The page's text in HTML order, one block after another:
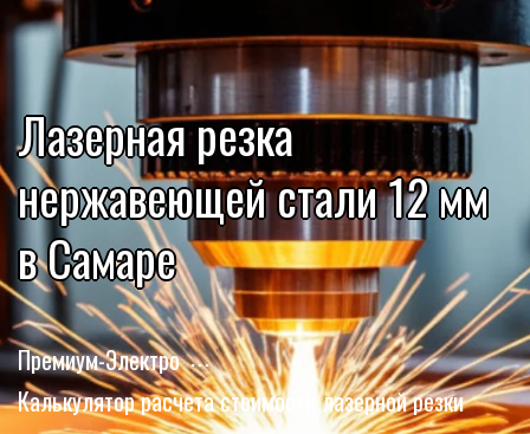
Лазерная резка
нержавеющей стали 12 мм
в Самаре
Премиум-Электро
Калькулятор расчета стоимости лазерной резки